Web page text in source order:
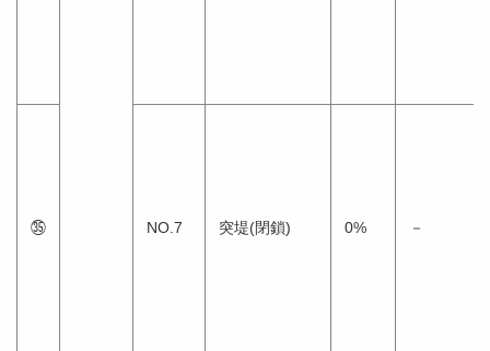
㉟ NO.7 突堤(閉鎖) 0% －